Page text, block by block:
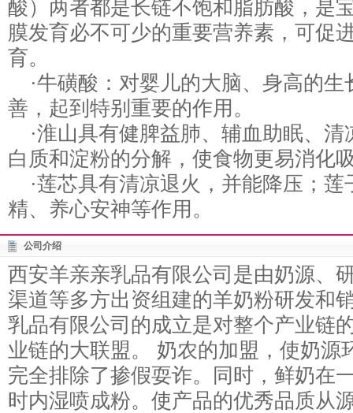
酸）两者都是长链不饱和脂肪酸，是
膜发育必不可少的重要营养素，可促
育。
·牛磺酸：对婴儿的大脑、身高的生
善，起到特别重要的作用。
·淮山具有健脾益肺、辅血助眠、清
白质和淀粉的分解，使食物更易消化
·莲芯具有清凉退火，并能降压；莲
精、养心安神等作用。
公司介绍
西安羊亲亲乳品有限公司是由奶源、
渠道等多方出资组建的羊奶粉研发和
乳品有限公司的成立是对整个产业链
业链的大联盟。 奶农的加盟，使奶源
完全排除了掺假耍诈。同时，鲜奶在
时内湿喷成粉。使产品的优秀品质从